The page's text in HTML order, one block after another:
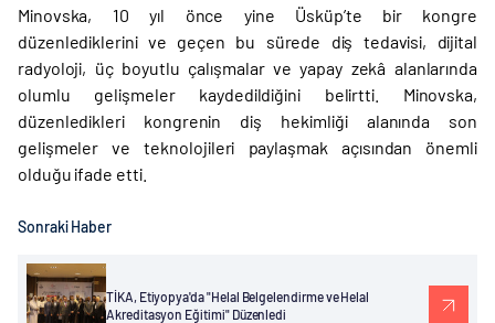
Minovska, 10 yıl önce yine Üsküp’te bir kongre
düzenlediklerini ve geçen bu sürede diş tedavisi, dijital
radyoloji, üç boyutlu çalışmalar ve yapay zekâ alanlarında
olumlu gelişmeler kaydedildiğini belirtti. Minovska,
düzenledikleri kongrenin diş hekimliği alanında son
gelişmeler ve teknolojileri paylaşmak açısından önemli
olduğu ifade etti.
Sonraki Haber
TİKA, Etiyopya'da "Helal Belgelendirme ve Helal
Akreditasyon Eğitimi" Düzenledi